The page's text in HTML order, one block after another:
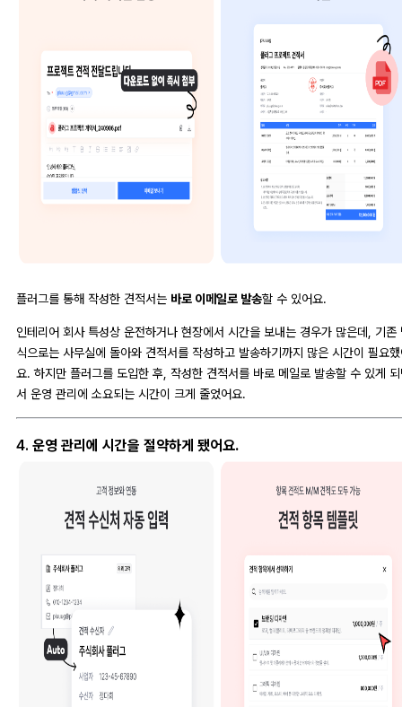
플러그를 통해 작성한 견적서는 바로 이메일로 발송할 수 있어요.
인테리어 회사 특성상 운전하거나 현장에서 시간을 보내는 경우가 많은데, 기존
식으로는 사무실에 돌아와 견적서를 작성하고 발송하기까지 많은 시간이 필요
요. 하지만 플러그를 도입한 후, 작성한 견적서를 바로 메일로 발송할 수 있게
서 운영 관리에 소요되는 시간이 크게 줄었어요.
4. 운영 관리에 시간을 절약하게 됐어요.